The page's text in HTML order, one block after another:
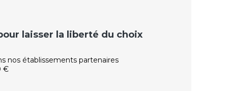
laisser la liberté du choix
nos établissements partenaires
€